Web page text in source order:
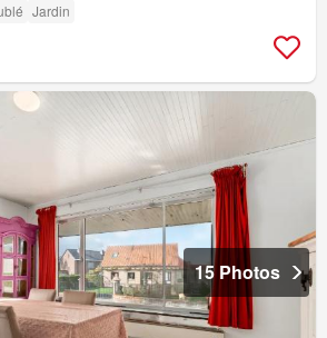
Jardin
15 Photos